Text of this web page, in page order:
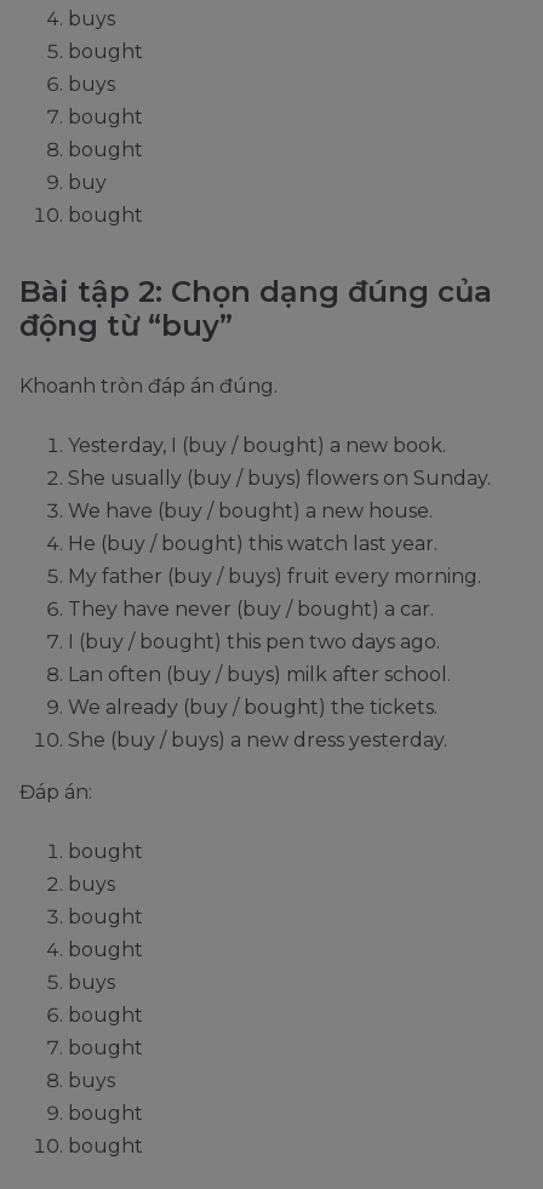
buys
bought
buys
bought
bought
buy
bought
Bài tập 2: Chọn dạng đúng của
động từ “buy”
Khoanh tròn đáp án đúng.
Yesterday, I (buy / bought) a new book.
She usually (buy / buys) flowers on Sunday.
We have (buy / bought) a new house.
He (buy / bought) this watch last year.
My father (buy / buys) fruit every morning.
They have never (buy / bought) a car.
I (buy / bought) this pen two days ago.
Lan often (buy / buys) milk after school.
We already (buy / bought) the tickets.
She (buy / buys) a new dress yesterday.
Đáp án:
bought
buys
bought
bought
buys
bought
bought
buys
bought
bought